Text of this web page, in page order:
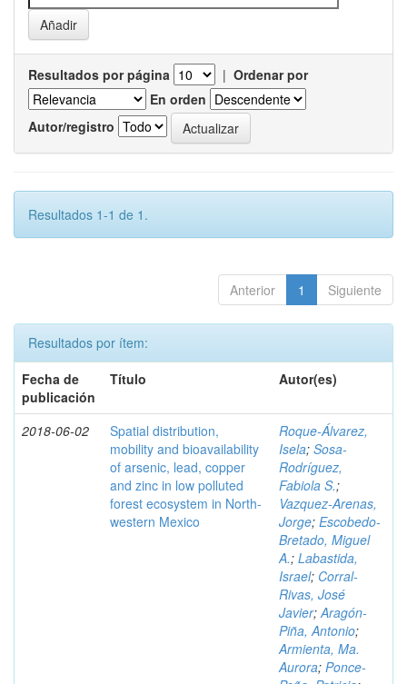
Resultados por página | Ordenar por
En orden
Autor/registro
Resultados 1-1 de 1.
Anterior 1 Siguiente
Resultados por ítem:
Fecha de
publicación
Título Autor(es)
2018-06-02
Spatial distribution,
mobility and bioavailability
of arsenic, lead, copper
and zinc in low polluted
forest ecosystem in North-
western Mexico
Roque-Álvarez,
Isela; Sosa-
Rodríguez,
Fabiola S.;
Vazquez-Arenas,
Jorge; Escobedo-
Bretado, Miguel
A.; Labastida,
Israel; Corral-
Rivas, José
Javier;Aragón-
Piña, Antonio;
Armienta, Ma.
Aurora; Ponce-